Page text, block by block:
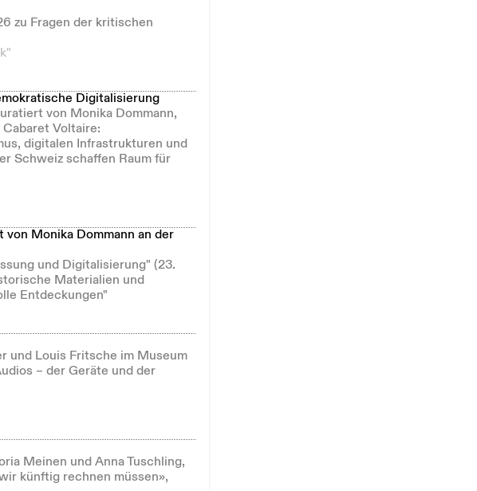
zu Fragen der kritischen
Digitalisierung
von Monika Dommann,
Voltaire:
digitalen Infrastrukturen und
Schweiz schaffen Raum für
Monika Dommann an der
und Digitalisierung" (23.
Materialien und
Entdeckungen"
und Louis Fritsche im Museum
– der Geräte und der
Meinen und Anna Tuschling,
künftig rechnen müssen»,